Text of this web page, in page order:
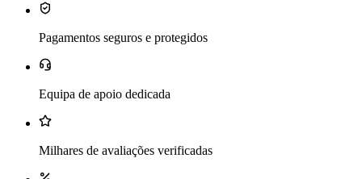
Pagamentos seguros e protegidos
Equipa de apoio dedicada
Milhares de avaliações verificadas